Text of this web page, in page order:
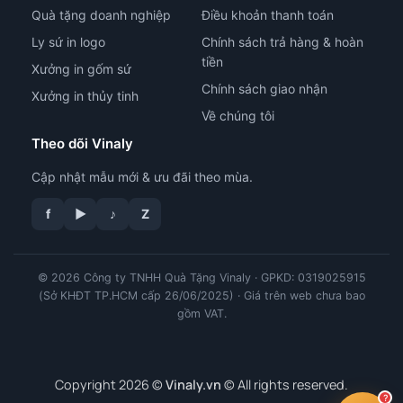
Quà tặng doanh nghiệp
Ly sứ in logo
Xưởng in gốm sứ
Xưởng in thủy tinh
Điều khoản thanh toán
Chính sách trả hàng & hoàn
tiền
Chính sách giao nhận
Về chúng tôi
Theo dõi Vinaly
Cập nhật mẫu mới & ưu đãi theo mùa.
f ▶ ♪ Z
© 2026 Công ty TNHH Quà Tặng Vinaly · GPKD: 0319025915
(Sở KHĐT TP.HCM cấp 26/06/2025) · Giá trên web chưa bao
gồm VAT.
Copyright 2026 © Vinaly.vn © All rights reserved.
?